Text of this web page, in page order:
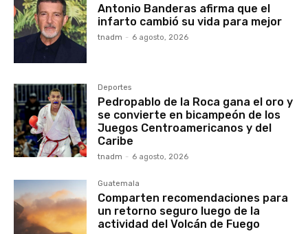
Antonio Banderas afirma que el
infarto cambió su vida para mejor
tnadm - 6 agosto, 2026
Deportes
Pedropablo de la Roca gana el oro y
se convierte en bicampeón de los
Juegos Centroamericanos y del
Caribe
tnadm - 6 agosto, 2026
Guatemala
Comparten recomendaciones para
un retorno seguro luego de la
actividad del Volcán de Fuego